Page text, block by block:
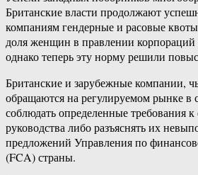
Британские власти продолжают
компаниям гендерные и расовые
доля женщин в правлении корпораций
однако теперь эту норму решили
Британские и зарубежные компании,
обращаются на регулируемом рынке в
соблюдать определенные требования к
руководства либо разъяснять их
предложений Управления по
(FCA) страны.